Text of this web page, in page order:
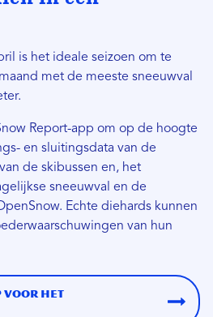
is het ideale seizoen om te
met de meeste sneeuwval
Report-app om op de hoogte
en sluitingsdata van de
de skibussen en, het
sneeuwval en de
Echte diehards kunnen
van hun
voor het